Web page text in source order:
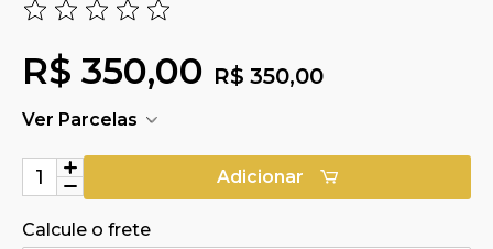
R$ 350,00 R$ 350,00
Ver Parcelas
Adicionar
Calcule o frete